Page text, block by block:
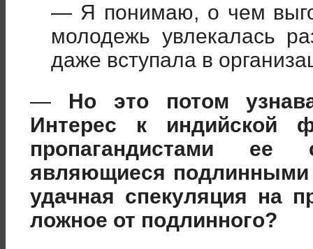
— Я понимаю, о чем
молодежь увлекалась
даже вступала в
— Но это потом
Интерес к индийской
пропагандистами
являющиеся подлинными
удачная спекуляция на
ложное от подлинного?